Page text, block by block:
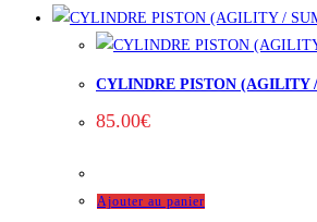
CYLINDRE PISTON (AGILITY
85.00€
Ajouter au panier